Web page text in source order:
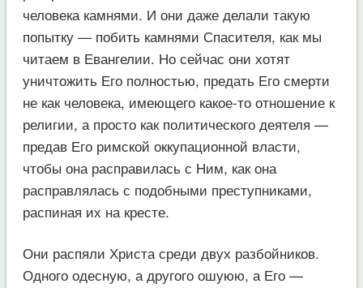
человека камнями. И они даже делали такую
попытку — побить камнями Спасителя, как мы
читаем в Евангелии. Но сейчас они хотят
уничтожить Его полностью, предать Его смерти
не как человека, имеющего какое-то отношение к
религии, а просто как политического деятеля —
предав Его римской оккупационной власти,
чтобы она расправилась с Ним, как она
расправлялась с подобными преступниками,
распиная их на кресте.
Они распяли Христа среди двух разбойников.
Одного одесную, а другого ошуюю, а Его —